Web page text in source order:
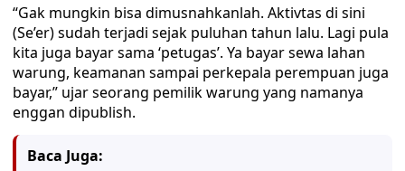
“Gak mungkin bisa dimusnahkanlah. Aktivtas di sini
(Se’er) sudah terjadi sejak puluhan tahun lalu. Lagi pula
kita juga bayar sama ‘petugas’. Ya bayar sewa lahan
warung, keamanan sampai perkepala perempuan juga
bayar,” ujar seorang pemilik warung yang namanya
enggan dipublish.
Baca Juga: